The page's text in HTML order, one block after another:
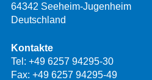
64342 Seeheim-Jugenheim
Deutschland
Kontakte
Tel: +49 6257 94295-30
Fax: +49 6257 94295-49